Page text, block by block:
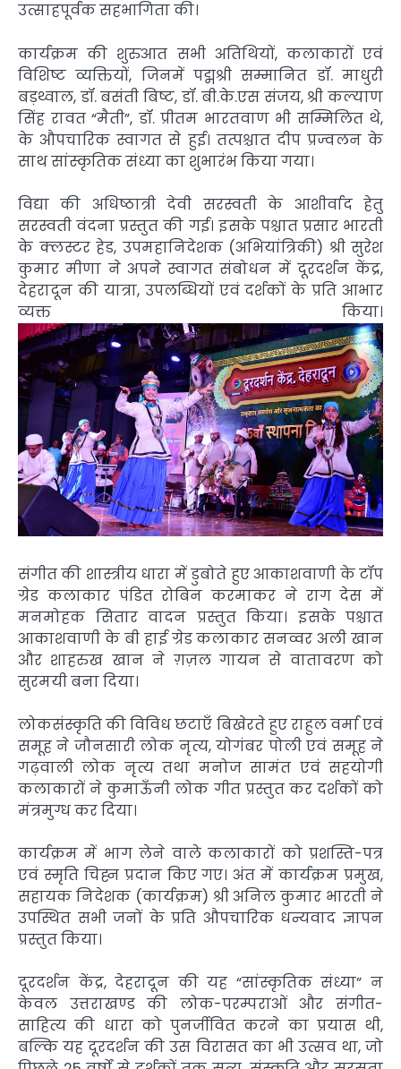
उत्साहपूर्वक सहभागिता की।
कार्यक्रम की शुरुआत सभी अतिथियों, कलाकारों एवं
विशिष्ट व्यक्तियों, जिनमें पद्मश्री सम्मानित डॉ. माधुरी
बड़थ्वाल, डॉ. बसंती बिष्ट, डॉ. बी.के.एस संजय, श्री कल्याण
सिंह रावत “मैती”, डॉ. प्रीतम भारतवाण भी सम्मिलित थे,
के औपचारिक स्वागत से हुई। तत्पश्चात दीप प्रज्वलन के
साथ सांस्कृतिक संध्या का शुभारंभ किया गया।
विद्या की अधिष्ठात्री देवी सरस्वती के आशीर्वाद हेतु
सरस्वती वंदना प्रस्तुत की गई। इसके पश्चात प्रसार भारती
के क्लस्टर हेड, उपमहानिदेशक (अभियांत्रिकी) श्री सुरेश
कुमार मीणा ने अपने स्वागत संबोधन में दूरदर्शन केंद्र,
देहरादून की यात्रा, उपलब्धियों एवं दर्शकों के प्रति आभार
व्यक्त किया।
संगीत की शास्त्रीय धारा में डुबोते हुए आकाशवाणी के टॉप
ग्रेड कलाकार पंडित रोबिन करमाकर ने राग देस में
मनमोहक सितार वादन प्रस्तुत किया। इसके पश्चात
आकाशवाणी के बी हाई ग्रेड कलाकार सनव्वर अली खान
और शाहरुख खान ने ग़ज़ल गायन से वातावरण को
सुरमयी बना दिया।
लोकसंस्कृति की विविध छटाएँ बिखेरते हुए राहुल वर्मा एवं
समूह ने जौनसारी लोक नृत्य, योगंबर पोली एवं समूह ने
गढ़वाली लोक नृत्य तथा मनोज सामंत एवं सहयोगी
कलाकारों ने कुमाऊँनी लोक गीत प्रस्तुत कर दर्शकों को
मंत्रमुग्ध कर दिया।
कार्यक्रम में भाग लेने वाले कलाकारों को प्रशस्ति-पत्र
एवं स्मृति चिह्न प्रदान किए गए। अंत में कार्यक्रम प्रमुख,
सहायक निदेशक (कार्यक्रम) श्री अनिल कुमार भारती ने
उपस्थित सभी जनों के प्रति औपचारिक धन्यवाद ज्ञापन
प्रस्तुत किया।
दूरदर्शन केंद्र, देहरादून की यह “सांस्कृतिक संध्या” न
केवल उत्तराखण्ड की लोक-परम्पराओं और संगीत-
साहित्य की धारा को पुनर्जीवित करने का प्रयास थी,
बल्कि यह दूरदर्शन की उस विरासत का भी उत्सव था, जो